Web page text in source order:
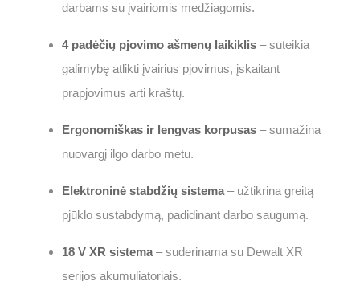
darbams su įvairiomis medžiagomis.
4 padėčių pjovimo ašmenų laikiklis – suteikia
galimybę atlikti įvairius pjovimus, įskaitant
prapjovimus arti kraštų.
Ergonomiškas ir lengvas korpusas – sumažina
nuovargį ilgo darbo metu.
Elektroninė stabdžių sistema – užtikrina greitą
pjūklo sustabdymą, padidinant darbo saugumą.
18 V XR sistema – suderinama su Dewalt XR
serijos akumuliatoriais.